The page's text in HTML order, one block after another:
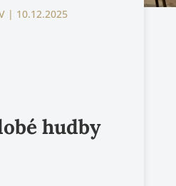
| 10.12.2025
hudby